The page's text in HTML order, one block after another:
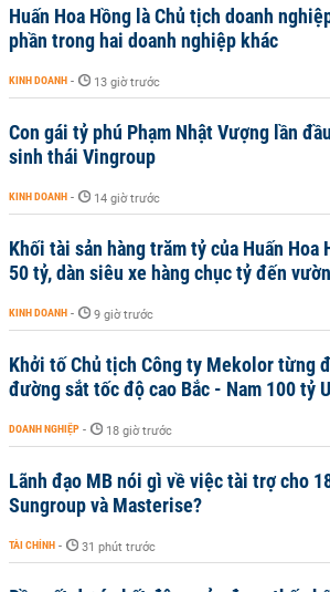
Huấn Hoa Hồng là Chủ tịch doanh
phần trong hai doanh nghiệp khác
KINH DOANH - 13 giờ trước
Con gái tỷ phú Phạm Nhật Vượng lần
sinh thái Vingroup
KINH DOANH - 14 giờ trước
Khối tài sản hàng trăm tỷ của Huấn
50 tỷ, dàn siêu xe hàng chục tỷ đến
KINH DOANH - 9 giờ trước
Khởi tố Chủ tịch Công ty Mekolor từng
đường sắt tốc độ cao Bắc - Nam 100 tỷ
DOANH NGHIỆP - 18 giờ trước
Lãnh đạo MB nói gì về việc tài trợ cho
Sungroup và Masterise?
TÀI CHÍNH - 31 phút trước